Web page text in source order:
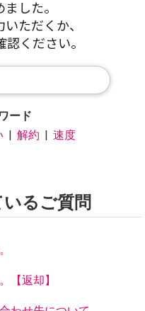
した。
ただくか、
ください。